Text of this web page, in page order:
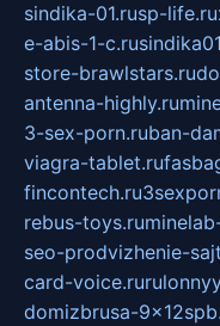
sindika-01.rusp-life.ru
e-abis-1-c.ru
store-brawlstars.ru
antenna-highly.ru
3-sex-porn.ruban-
viagra-tablet.ru
fincontech.ru
rebus-toys.ru
seo-prodvizhenie-
card-voice.ru
domizbrusa-